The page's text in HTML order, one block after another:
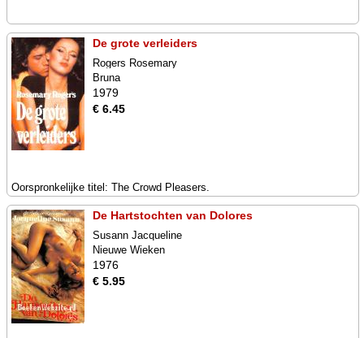
De grote verleiders
Rogers Rosemary
Bruna
1979
€ 6.45
Oorspronkelijke titel: The Crowd Pleasers.
De Hartstochten van Dolores
Susann Jacqueline
Nieuwe Wieken
1976
€ 5.95